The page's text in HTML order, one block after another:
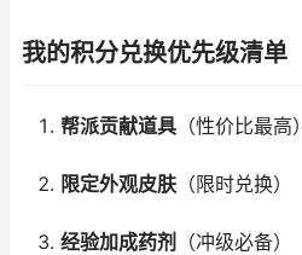
我的积分兑换优先级清单
帮派贡献道具（性价比最高）
限定外观皮肤（限时兑换）
经验加成药剂 （冲级必备）